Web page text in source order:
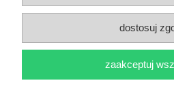
- Krzysztof -
(+48) 602 794 901- Sebastian - wyceny i
dostosuj
zaakceptuj